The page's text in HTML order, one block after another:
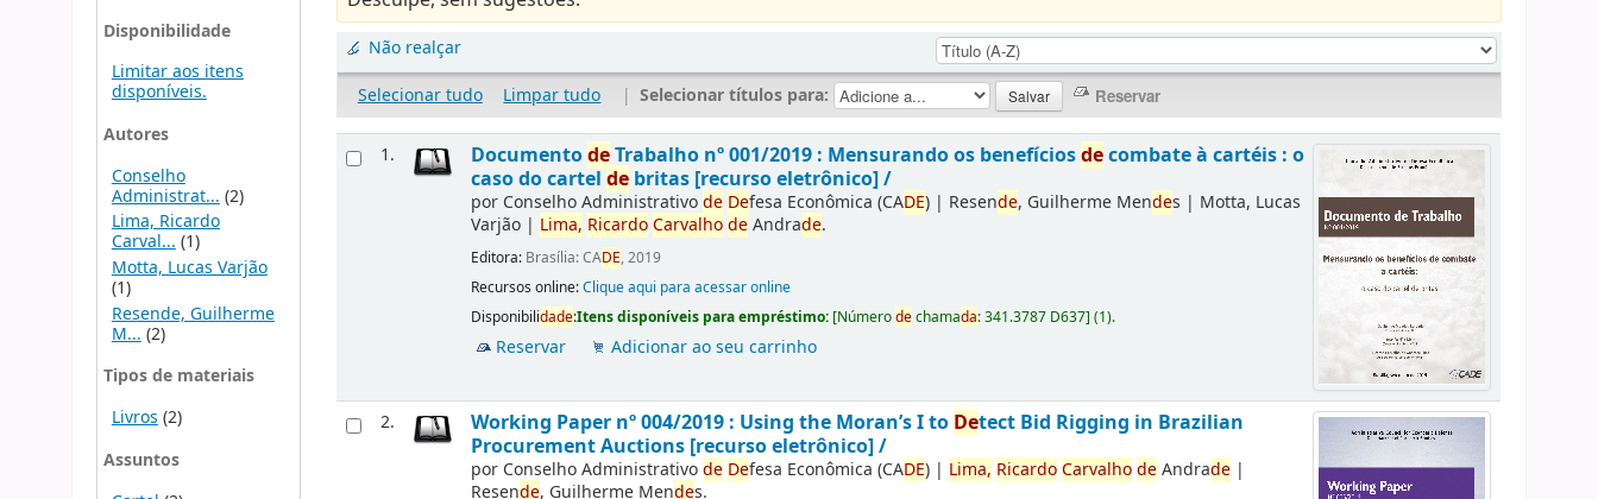
Disponibilidade
Limitar aos itens
disponíveis.
Autores
Conselho
Administrat... (2)
Lima, Ricardo
Carval...(1)
Motta, Lucas Varjão
(1)
Resende, Guilherme
M... (2)
Tipos de materiais
Livros (2)
Assuntos
Não realçar
Selecionar tudo
Limpar tudo | Selecionar títulos para:
1. DocumentodeTrabalho nº 001/2019 : Mensurando os benefíciosdecombate à cartéis : o
caso do cartelde britas [recurso eletrônico] /
por Conselho Administrativode Defesa Econômica (CADE) | Resende, Guilherme Mendes | Motta, Lucas
Varjão | Lima, RicardoCarvalhodeAndrade.
Editora: Brasília: CADE, 2019
Recursos online:Clique aqui para acessar online
Disponibilidade:Itens disponíveis para empréstimo: [Númerodechamada:341.3787 D637](1).
Reservar Adicionar ao seu carrinho
2. Working Paper nº 004/2019 : Using the Moran’s I to Detect Bid Rigging in Brazilian
Procurement Auctions [recurso eletrônico] /
por Conselho Administrativode Defesa Econômica (CADE) | Lima, RicardoCarvalhodeAndrade |
Resende, Guilherme Mendes.